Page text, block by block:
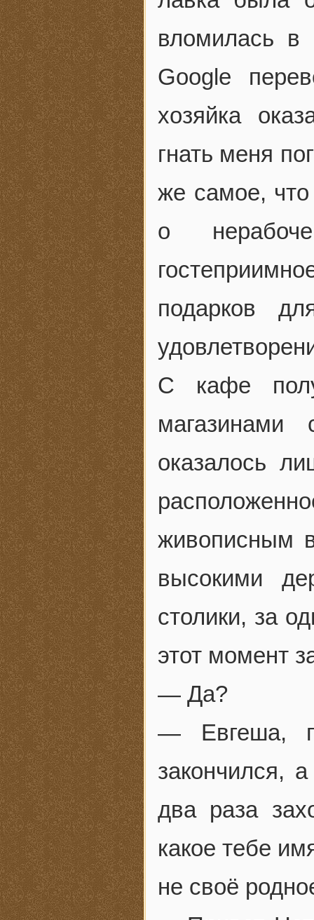
вломилась в
Google
хозяйка
гнать меня
же самое,
о
подарков
С кафе
магазинами
оказалось
живописным
высокими
столики, за
этот момент
— Да?
— Евгеша,
закончился,
два раза
какое тебе
не своё